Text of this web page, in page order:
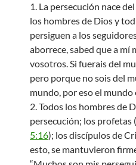
1. La persecución nace
los hombres de Dios y
persiguen a los
aborrece, sabed que a mí
vosotros. Si fuerais del
pero porque no sois del
mundo, por eso el mundo
2. Todos los hombres de
persecución; los profetas (
5:16); los discípulos de
esto, se mantuvieron